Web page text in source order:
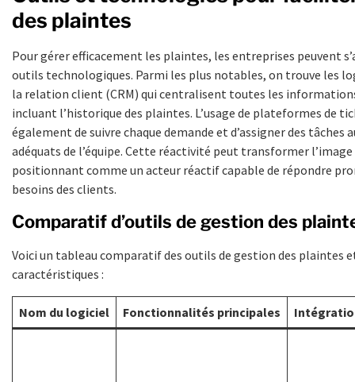
des plaintes
Pour gérer efficacement les plaintes, les entreprises peuvent
outils technologiques. Parmi les plus notables, on trouve les
la relation client (CRM) qui centralisent toutes les
incluant l’historique des plaintes. L’usage de plateformes de
également de suivre chaque demande et d’assigner des tâches
adéquats de l’équipe. Cette réactivité peut transformer
positionnant comme un acteur réactif capable de répondre
besoins des clients.
Comparatif d’outils de gestion des
Voici un tableau comparatif des outils de gestion des plaintes
caractéristiques :
Nom du logiciel Fonctionnalités principales